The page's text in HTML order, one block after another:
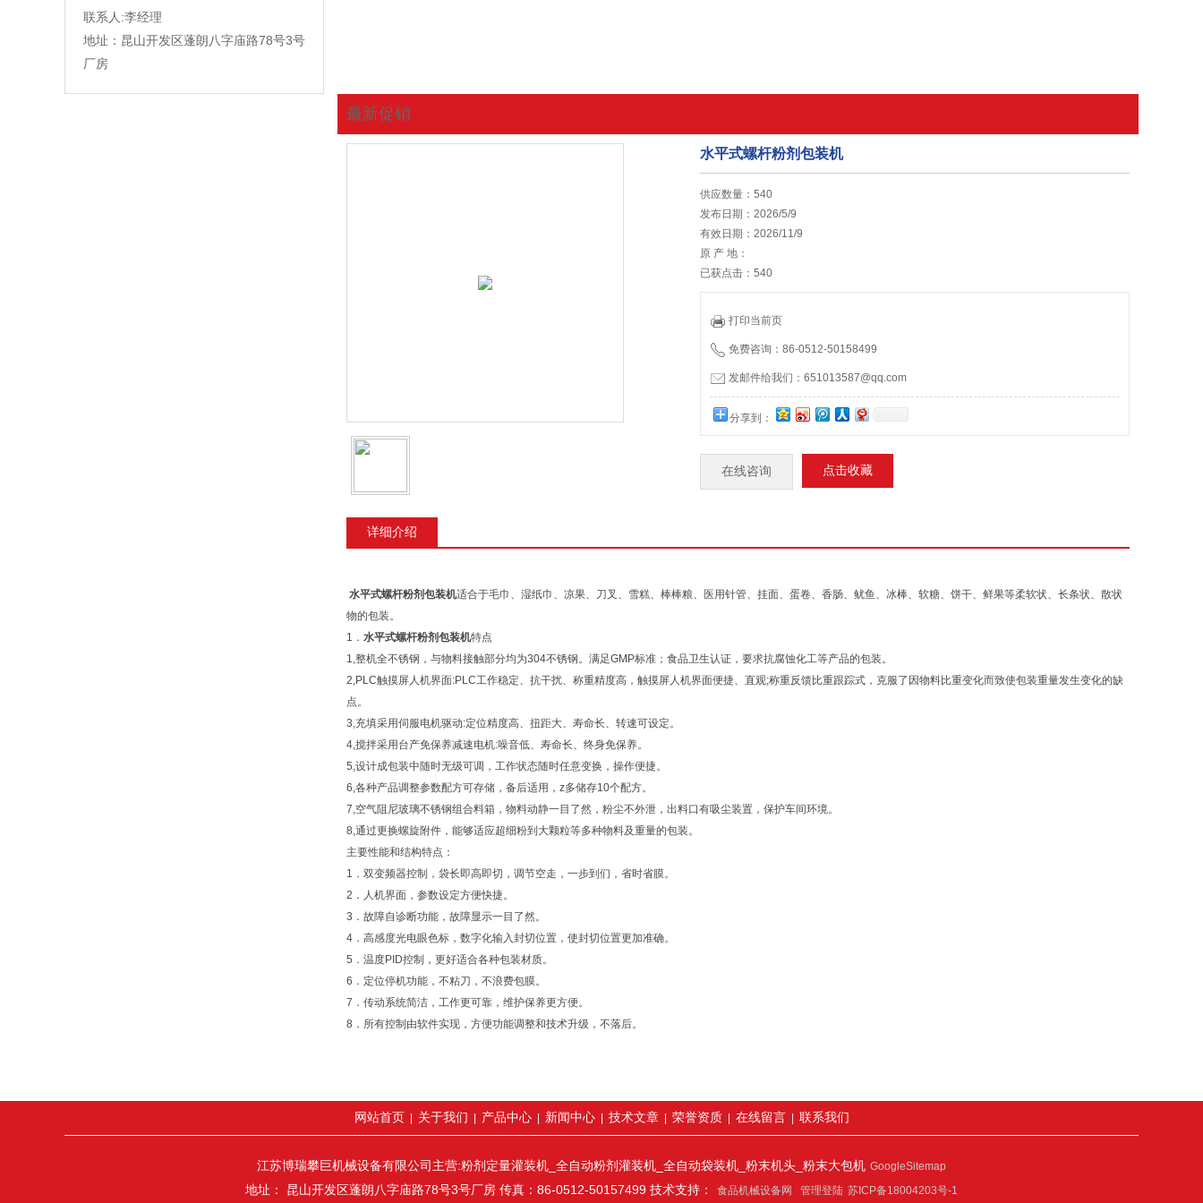
联系人:李经理
地址：昆山开发区蓬朗八字庙路78号3号
厂房
最新促销
水平式螺杆粉剂包装机
供应数量：540
发布日期：2026/5/9
有效日期：2026/11/9
原 产 地：
已获点击：540
打印当前页
免费咨询：86-0512-50158499
发邮件给我们：651013587@qq.com
分享到：
在线咨询 点击收藏
详细介绍
水平式螺杆粉剂包装机适合于毛巾、湿纸巾、凉果、刀叉、雪糕、棒棒粮、医用针管、挂面、蛋卷、香肠、鱿鱼、冰棒、软糖、饼干、鲜果等柔软状、长条状、散状
物的包装。
1． 水平式螺杆粉剂包装机特点
1,整机全不锈钢，与物料接触部分均为304不锈钢。满足GMP标准；食品卫生认证，要求抗腐蚀化工等产品的包装。
2,PLC触摸屏人机界面:PLC工作稳定、抗干扰、称重精度高，触摸屏人机界面便捷、直观;称重反馈比重跟踪式，克服了因物料比重变化而致使包装重量发生变化的缺
点。
3,充填采用伺服电机驱动:定位精度高、扭距大、寿命长、转速可设定。
4,搅拌采用台产免保养减速电机:噪音低、寿命长、终身免保养。
5,设计成包装中随时无级可调，工作状态随时任意变换，操作便捷。
6,各种产品调整参数配方可存储，备后适用，z多储存10个配方。
7,空气阻尼玻璃不锈钢组合料箱，物料动静一目了然，粉尘不外泄，出料口有吸尘装置，保护车间环境。
8,通过更换螺旋附件，能够适应超细粉到大颗粒等多种物料及重量的包装。
主要性能和结构特点：
1．双变频器控制，袋长即高即切，调节空走，一步到们，省时省膜。
2．人机界面，参数设定方便快捷。
3．故障自诊断功能，故障显示一目了然。
4．高感度光电眼色标，数字化输入封切位置，使封切位置更加准确。
5．温度PID控制，更好适合各种包装材质。
6．定位停机功能，不粘刀，不浪费包膜。
7．传动系统简洁，工作更可靠，维护保养更方便。
8．所有控制由软件实现，方便功能调整和技术升级，不落后。
网站首页 关于我们 产品中心| 新闻中心| 技术文章| 荣誉资质| 在线留言 联系我们
江苏博瑞攀巨机械设备有限公司主营:粉剂定量灌装机_全自动粉剂灌装机_全自动袋装机_粉末机头_粉末大包机 GoogleSitemap
地址： 昆山开发区蓬朗八字庙路78号3号厂房 传真：86-0512-50157499 技术支持： 食品机械设备网 管理登陆 苏ICP备18004203号-1